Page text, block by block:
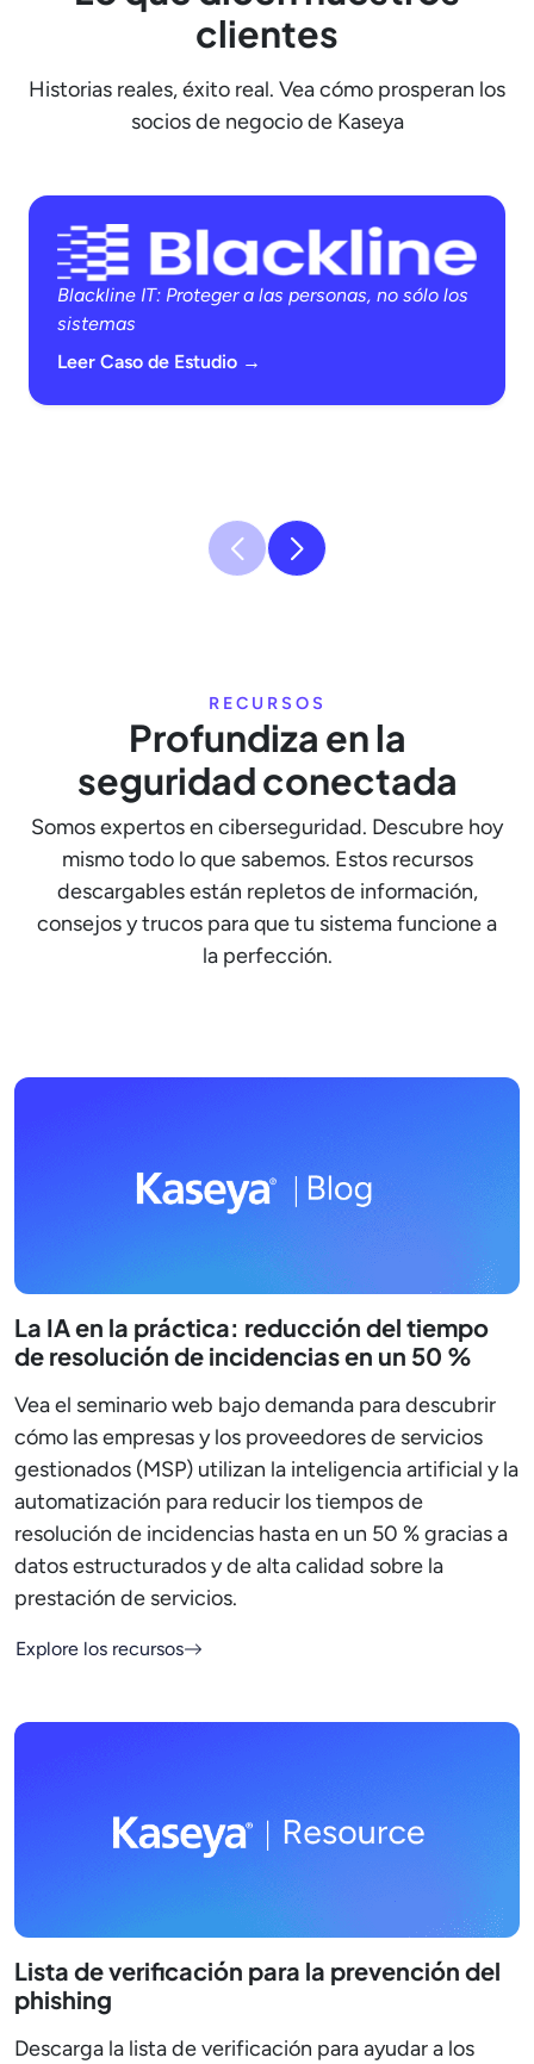
clientes
Historias reales, éxito real. Vea cómo prosperan los
socios de negocio de Kaseya
Blackline IT: Proteger a las personas, no sólo los
sistemas
Leer Caso de Estudio →
RECURSOS
Profundiza en la
seguridad conectada
Somos expertos en ciberseguridad. Descubre hoy
mismo todo lo que sabemos. Estos recursos
descargables están repletos de información,
consejos y trucos para que tu sistema funcione a
la perfección.
La IA en la práctica: reducción del tiempo
de resolución de incidencias en un 50 %
Vea el seminario web bajo demanda para descubrir
cómo las empresas y los proveedores de servicios
gestionados (MSP) utilizan la inteligencia artificial y la
automatización para reducir los tiempos de
resolución de incidencias hasta en un 50 % gracias a
datos estructurados y de alta calidad sobre la
prestación de servicios.
Explore los recursos
Lista de verificación para la prevención del
phishing
Descarga la lista de verificación para ayudar a los